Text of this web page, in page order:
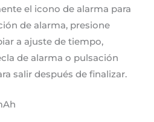
el icono de alarma para
de alarma, presione
a ajuste de tiempo,
de alarma o pulsación
salir después de finalizar.